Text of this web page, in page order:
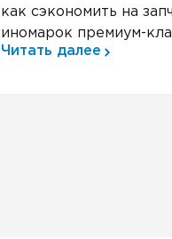
как сэкономить на
иномарок премиум-
Читать далее